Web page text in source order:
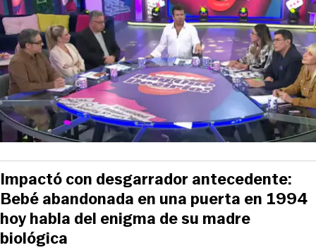
Impactó con desgarrador antecedente:
Bebé abandonada en una puerta en 1994
hoy habla del enigma de su madre
biológica